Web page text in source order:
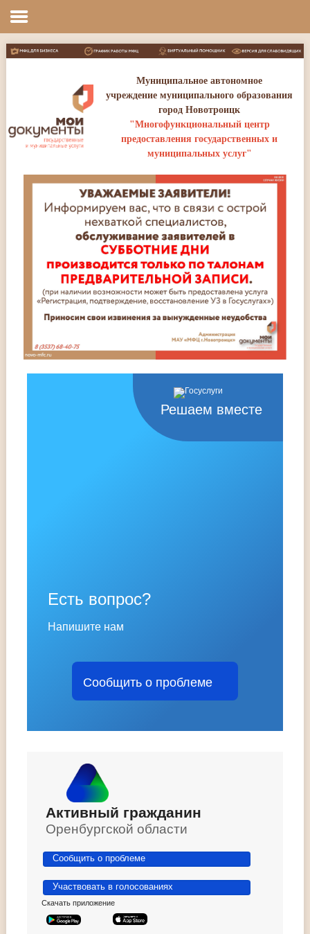
Главная
Муниципальное автономное
учреждение муниципального образования
город Новотроицк
"Многофункциональный центр
предоставления государственных и
муниципальных услуг"
Решаем вместе
Есть вопрос?
Напишите нам
Сообщить о проблеме
Активный гражданин
Оренбургской области
Сообщить о проблеме
Участвовать в голосованиях
Скачать приложение